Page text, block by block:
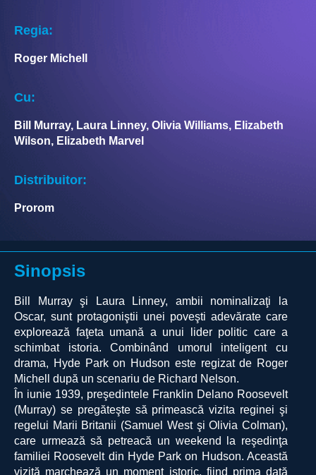
Regia:
Roger Michell
Cu:
Bill Murray, Laura Linney, Olivia Williams, Elizabeth
Wilson, Elizabeth Marvel
Distribuitor:
Prorom
Sinopsis
Bill Murray şi Laura Linney, ambii nominalizaţi la
Oscar, sunt protagoniştii unei poveşti adevărate care
explorează faţeta umană a unui lider politic care a
schimbat istoria. Combinând umorul inteligent cu
drama, Hyde Park on Hudson este regizat de Roger
Michell după un scenariu de Richard Nelson.
În iunie 1939, preşedintele Franklin Delano Roosevelt
(Murray) se pregăteşte să primească vizita reginei şi
regelui Marii Britanii (Samuel West şi Olivia Colman),
care urmează să petreacă un weekend la reşedinţa
familiei Roosevelt din Hyde Park on Hudson. Această
vizită marchează un moment istoric, fiind prima dată